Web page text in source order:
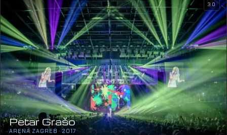
Petar Grašo
ARENA ZAGREB · 2017
30